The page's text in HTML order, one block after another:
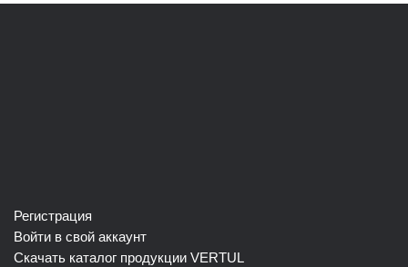
Регистрация
Войти в свой аккаунт
Скачать каталог продукции VERTUL